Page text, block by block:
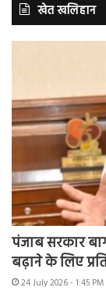
खेत खलिहान
पंजाब सरकार
बढ़ाने के लिए
24 July 2026 - 1:45 PM